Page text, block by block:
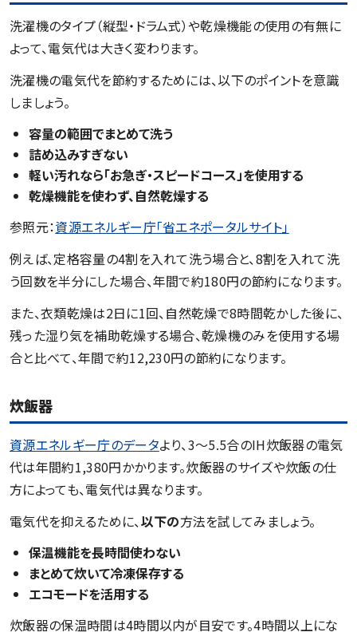
洗濯機のタイプ（縦型・ドラム式）や乾燥機能の使用の有無に
よって、電気代は大きく変わります。
洗濯機の電気代を節約するためには、以下のポイントを意識
しましょう。
容量の範囲でまとめて洗う
詰め込みすぎない
軽い汚れなら「お急ぎ・スピードコース」を使用する
乾燥機能を使わず、自然乾燥する
参照元：資源エネルギー庁「省エネポータルサイト」
例えば、定格容量の4割を入れて洗う場合と、8割を入れて洗
う回数を半分にした場合、年間で約180円の節約になります。
また、衣類乾燥は2日に1回、自然乾燥で8時間乾かした後に、
残った湿り気を補助乾燥する場合、乾燥機のみを使用する場
合と比べて、年間で約12,230円の節約になります。
炊飯器
資源エネルギー庁のデータより、3～5.5合のIH炊飯器の電気
代は年間約1,380円かかります。炊飯器のサイズや炊飯の仕
方によっても、電気代は異なります。
電気代を抑えるために、以下の方法を試してみましょう。
保温機能を長時間使わない
まとめて炊いて冷凍保存する
エコモードを活用する
炊飯器の保温時間は4時間以内が目安です。4時間以上にな